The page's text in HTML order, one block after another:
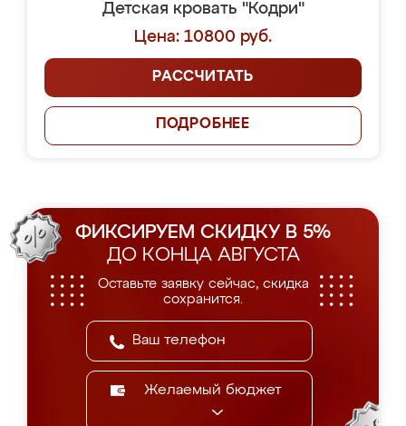
Детская кровать "Кодри"
Цена: 10800 руб.
РАССЧИТАТЬ
ПОДРОБНЕЕ
ФИКСИРУЕМ СКИДКУ В 5%
ДО КОНЦА АВГУСТА
Оставьте заявку сейчас, скидка
сохранится.
Желаемый бюджет